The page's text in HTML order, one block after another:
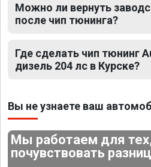
Можно ли вернуть
после чип тюнинга?
Где сделать чип тюнинг
дизель 204 лс в Курске?
Вы не узнаете ваш
Мы работаем для
почувствовать